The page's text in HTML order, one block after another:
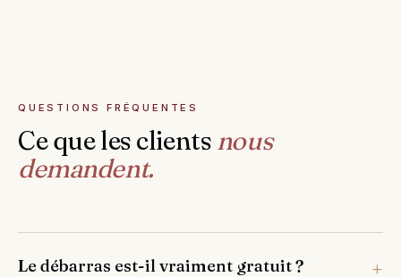
QUESTIONS FRÉQUENTES
Ce que les clients nous
demandent.
Le débarras est-il vraiment gratuit ?